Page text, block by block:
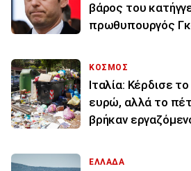
βάρος του
πρωθυπουργός
ΚΟΣΜΟΣ
Ιταλία: Κέρδισε
ευρώ, αλλά το
βρήκαν
ΕΛΛΑΔΑ